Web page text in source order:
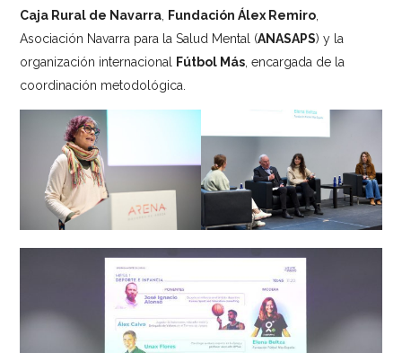
Caja Rural de Navarra
Fundación Álex Remiro
Asociación Navarra para la Salud Mental (ANASAPS) y la
organización internacional
Fútbol Más , encargada de la
coordinación metodológica.